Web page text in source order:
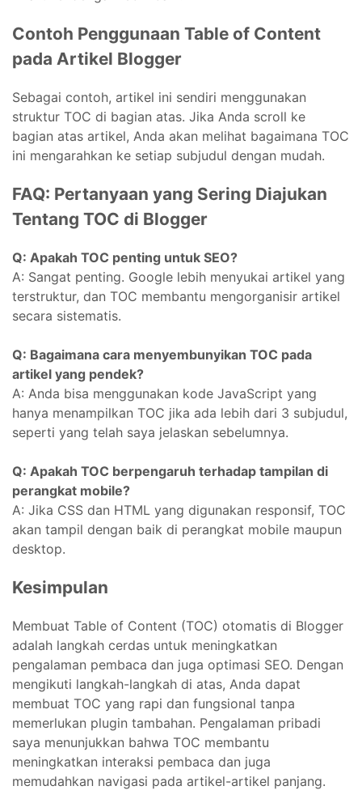
Contoh Penggunaan Table of Content
pada Artikel Blogger
Sebagai contoh, artikel ini sendiri menggunakan
struktur TOC di bagian atas. Jika Anda scroll ke
bagian atas artikel, Anda akan melihat bagaimana TOC
ini mengarahkan ke setiap subjudul dengan mudah.
FAQ: Pertanyaan yang Sering Diajukan
Tentang TOC di Blogger
Q: Apakah TOC penting untuk SEO?
A: Sangat penting. Google lebih menyukai artikel yang
terstruktur, dan TOC membantu mengorganisir artikel
secara sistematis.
Q: Bagaimana cara menyembunyikan TOC pada
artikel yang pendek?
A: Anda bisa menggunakan kode JavaScript yang
hanya menampilkan TOC jika ada lebih dari 3 subjudul,
seperti yang telah saya jelaskan sebelumnya.
Q: Apakah TOC berpengaruh terhadap tampilan di
perangkat mobile?
A: Jika CSS dan HTML yang digunakan responsif, TOC
akan tampil dengan baik di perangkat mobile maupun
desktop.
Kesimpulan
Membuat Table of Content (TOC) otomatis di Blogger
adalah langkah cerdas untuk meningkatkan
pengalaman pembaca dan juga optimasi SEO. Dengan
mengikuti langkah-langkah di atas, Anda dapat
membuat TOC yang rapi dan fungsional tanpa
memerlukan plugin tambahan. Pengalaman pribadi
saya menunjukkan bahwa TOC membantu
meningkatkan interaksi pembaca dan juga
memudahkan navigasi pada artikel-artikel panjang.